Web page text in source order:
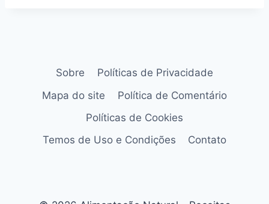
Sobre
Políticas de Privacidade
Mapa do site
Política de Comentário
Políticas de Cookies
Temos de Uso e Condições
Contato